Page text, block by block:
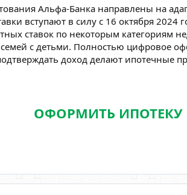
Альфа-Банка направлены на
вступают в силу с 16 октября
ставок по некоторым категориям
с детьми. Полностью цифровое
доход делают
ОФОРМИТЬ ИПОТЕКУ